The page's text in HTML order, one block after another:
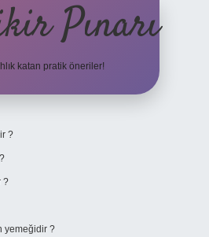
Pınarı
katan pratik öneriler!
?
?
yemeğidir ?